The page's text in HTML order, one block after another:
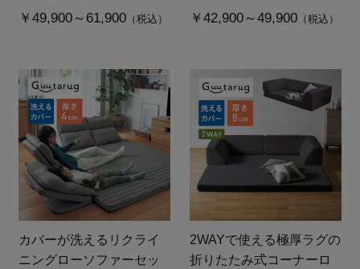
￥49,900～61,900 （税込） ￥42,900～49,900（税込）
カバーが洗えるリクライ
ニングローソファーセッ
2WAYで使える極厚ラグの
折りたたみ式コーナーロ